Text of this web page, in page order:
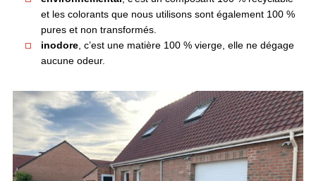
et les colorants que nous utilisons sont également 100 %
pures et non transformés.
inodore, c’est une matière 100 % vierge, elle ne dégage
aucune odeur.